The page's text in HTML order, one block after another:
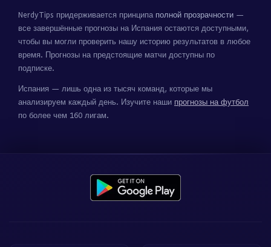
NerdyTips придерживается принципа полной прозрачности —
все завершённые прогнозы на Испания остаются доступными,
чтобы вы могли проверить нашу историю результатов в любое
время. Прогнозы на предстоящие матчи доступны по
подписке.
Испания — лишь одна из тысяч команд, которые мы
анализируем каждый день. Изучите наши прогнозы на футбол
по более чем 160 лигам.